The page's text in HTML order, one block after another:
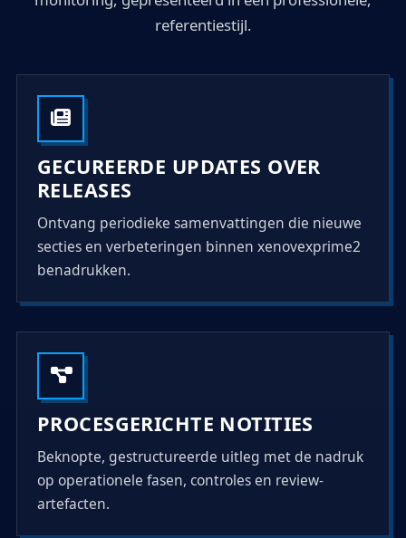
referentiestijl.
GECUREERDE UPDATES OVER
RELEASES
Ontvang periodieke samenvattingen die nieuwe
secties en verbeteringen binnen xenovexprime2
benadrukken.
PROCESGERICHTE NOTITIES
Beknopte, gestructureerde uitleg met de nadruk
op operationele fasen, controles en review-
artefacten.